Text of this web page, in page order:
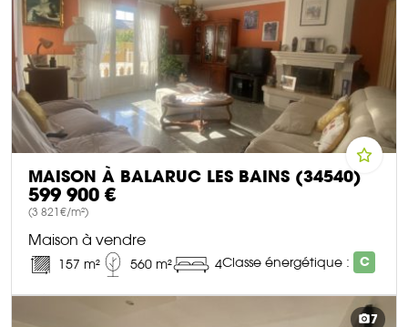
MAISON À BALARUC LES BAINS (34540)
599 900 €
(3 821€/m²)
Maison à vendre
157 m² 560 m² 4Classe énergétique : C
DÉCOUVRIR CE BIEN
7